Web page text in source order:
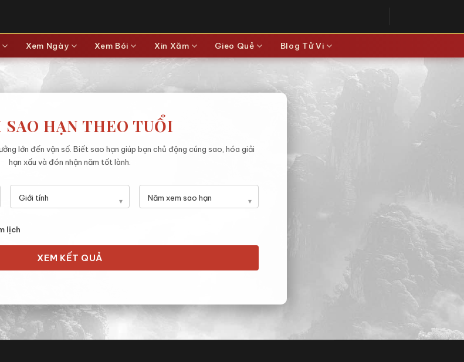
Xem Ngày Xem Bói Xin Xăm Gieo Quẻ Blog Tử Vi
SAO HẠN THEO TUỔI
lớn đến vận số. Biết sao hạn giúp bạn chủ động cúng sao, hóa giải
hạn xấu và đón nhận năm tốt lành.
lịch
XEM KẾT QUẢ